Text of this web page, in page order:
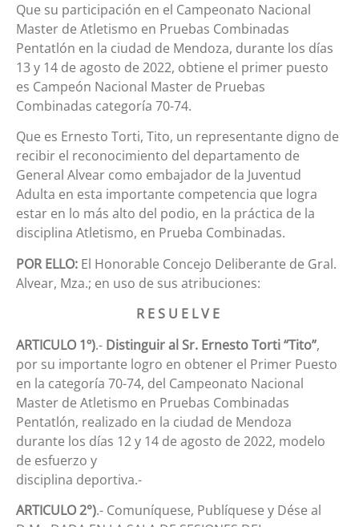
Que su participación en el Campeonato Nacional
Master de Atletismo en Pruebas Combinadas
Pentatlón en la ciudad de Mendoza, durante los días
13 y 14 de agosto de 2022, obtiene el primer puesto
es Campeón Nacional Master de Pruebas
Combinadas categoría 70-74.
Que es Ernesto Torti, Tito, un representante digno de
recibir el reconocimiento del departamento de
General Alvear como embajador de la Juventud
Adulta en esta importante competencia que logra
estar en lo más alto del podio, en la práctica de la
disciplina Atletismo, en Prueba Combinadas.
POR ELLO: El Honorable Concejo Deliberante de Gral.
Alvear, Mza.; en uso de sus atribuciones:
R E S U E L V E
ARTICULO 1º).- Distinguir al Sr. Ernesto Torti “Tito”,
por su importante logro en obtener el Primer Puesto
en la categoría 70-74, del Campeonato Nacional
Master de Atletismo en Pruebas Combinadas
Pentatlón, realizado en la ciudad de Mendoza
durante los días 12 y 14 de agosto de 2022, modelo
de esfuerzo y
disciplina deportiva.-
ARTICULO 2°).- Comuníquese, Publíquese y Dése al